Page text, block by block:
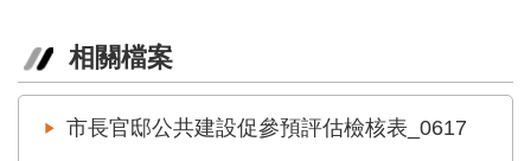
文
化
相關檔案
市長官邸公共建設促參預評估檢核表_0617